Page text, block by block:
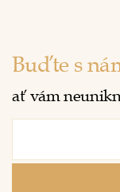
Buďte s
ať vám